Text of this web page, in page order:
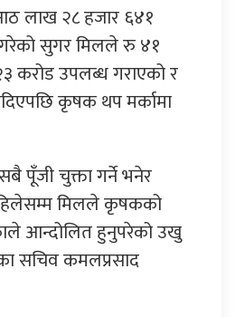
लाख २८ हजार ६४१
सुगर मिलले रु ४१
करोड उपलब्ध गराएको र
कृषक थप मर्कामा
पूँजी चुक्ता गर्ने भनेर
मिलले कृषकको
आन्दोलित हुनुपरेको उखु
सचिव कमलप्रसाद